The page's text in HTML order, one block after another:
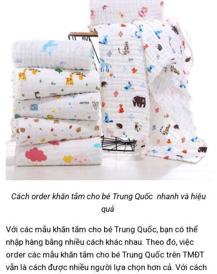
Cách order khăn tắm cho bé Trung Quốc nhanh và hiệu
quả
Với các mẫu khăn tắm cho bé Trung Quốc, bạn có thể
nhập hàng bằng nhiều cách khác nhau. Theo đó, việc
order các mẫu khăn tắm cho bé Trung Quốc trên TMĐT
vẫn là cách được nhiều người lựa chọn hơn cả. Với cách